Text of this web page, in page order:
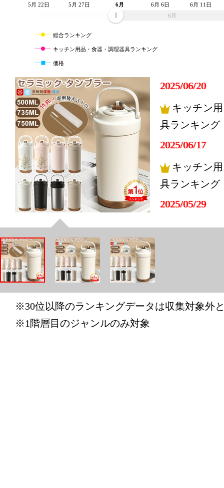
6月
5月 22日 5月 27日 6月 6月 6日 6月 11日
総合ランキング
キッチン用品・食器・調理器具ランキング
価格
2025/06/20
キッチン
具ランキング
2025/06/17
キッチン
具ランキング
2025/05/29
キッチン
具ランキング
※30位以降のランキングデータは収集対象外
※1階層目のジャンルのみ対象